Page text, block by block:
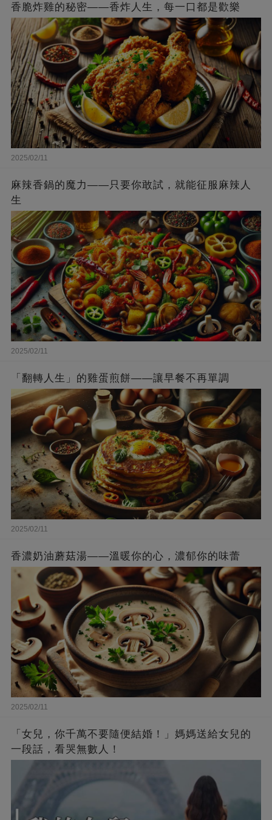
香脆炸雞的秘密——香炸人生，每一口都是歡樂
2025/02/11
麻辣香鍋的魔力——只要你敢試，就能征服麻辣人
生
2025/02/11
「翻轉人生」的雞蛋煎餅——讓早餐不再單調
2025/02/11
香濃奶油蘑菇湯——溫暖你的心，濃郁你的味蕾
2025/02/11
「女兒，你千萬不要隨便結婚！」媽媽送給女兒的
一段話，看哭無數人！